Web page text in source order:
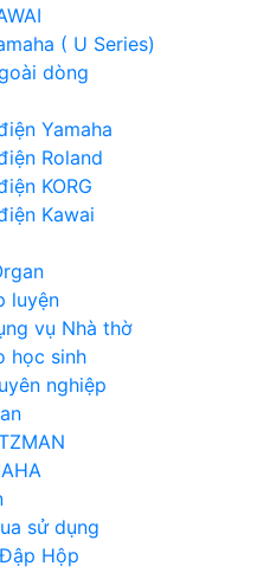
( U Series)
dòng
Yamaha
Roland
KORG
Kawai
luyện
vụ Nhà thờ
học sinh
nghiệp
sử dụng
Hộp